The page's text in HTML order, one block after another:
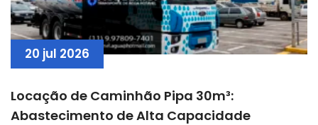
20 jul 2026
Locação de Caminhão Pipa 30m³:
Abastecimento de Alta Capacidade